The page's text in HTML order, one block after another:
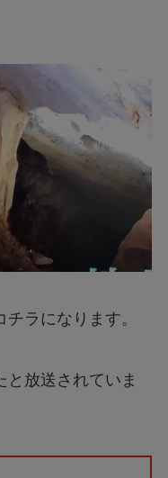
ラになります。
と放送されていま